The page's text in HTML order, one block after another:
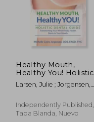
Healthy Mouth,
Healthy You! Holistic
Dental Guide
Transforming Your
Starts in the Mouth
(en Inglés)
Larsen, Julie ; Jorgensen,
Independently Published,
Tapa Blanda, Nuevo